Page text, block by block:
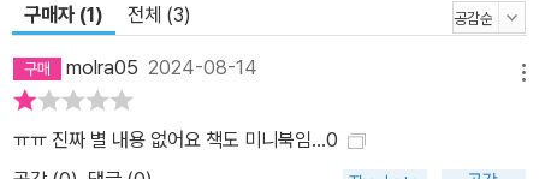
구매자 (1) 전체 (3)
molra05 2024-08-14
ㅠㅠ 진짜 별 내용 없어요 책도 미니북임...0